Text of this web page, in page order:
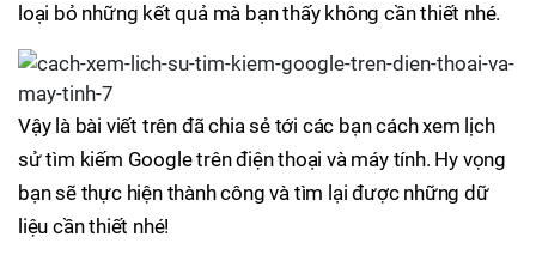
loại bỏ những kết quả mà bạn thấy không cần thiết nhé.
Vậy là bài viết trên đã chia sẻ tới các bạn cách xem lịch
sử tìm kiếm Google trên điện thoại và máy tính. Hy vọng
bạn sẽ thực hiện thành công và tìm lại được những dữ
liệu cần thiết nhé!